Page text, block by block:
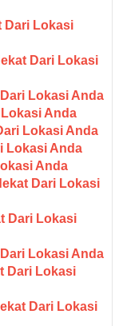
Dari Lokasi
Dari Lokasi
Lokasi Anda
Anda
Lokasi Anda
Lokasi Anda
Anda
Dari Lokasi
Dari Lokasi
Lokasi Anda
Dari Lokasi
Dari Lokasi